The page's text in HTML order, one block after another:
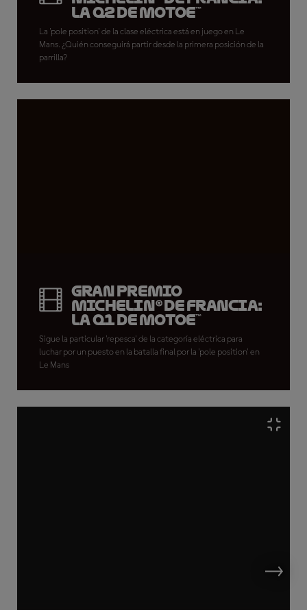
La Q2 de MotoE™
La 'pole position' de la clase eléctrica está en juego en Le
Mans. ¿Quién conseguirá partir desde la primera posición de la
parrilla?
Gran Premio
Michelin® de Francia:
La Q1 de MotoE™
Sigue la particular 'repesca' de la categoría eléctrica para
luchar por un puesto en la batalla final por la 'pole position' en
Le Mans